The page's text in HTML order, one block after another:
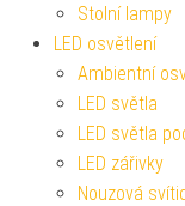
Stolní lampy
LED osvětlení
Ambientní
LED světla
LED světla
LED zářivky
Nouzová